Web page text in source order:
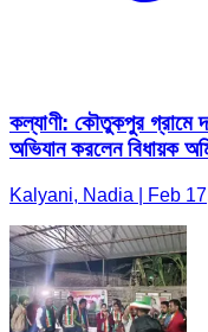
কল্যাণী: কৌতুকপুর গ্রামে
অভিযান করলেন বিধায়ক
Kalyani, Nadia | Feb